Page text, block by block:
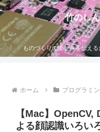
竹のし
ものづくりの楽しさを伝え
ホーム プログラミ
【Mac】
よる顔認識いろい